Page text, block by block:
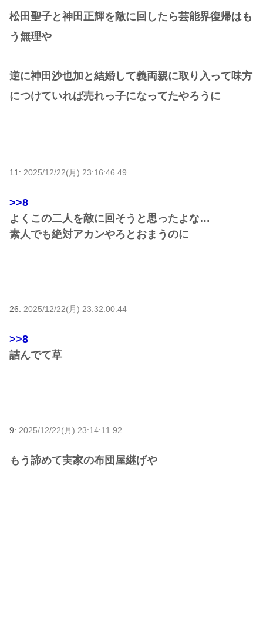
松田聖子と神田正輝を敵に回したら芸能界復帰はも
う無理や
逆に神田沙也加と結婚して義両親に取り入って味方
につけていれば売れっ子になってたやろうに
11: 2025/12/22(月) 23:16:46.49
>>8
よくこの二人を敵に回そうと思ったよな…
素人でも絶対アカンやろとおまうのに
26: 2025/12/22(月) 23:32:00.44
>>8
詰んでて草
9: 2025/12/22(月) 23:14:11.92
もう諦めて実家の布団屋継げや